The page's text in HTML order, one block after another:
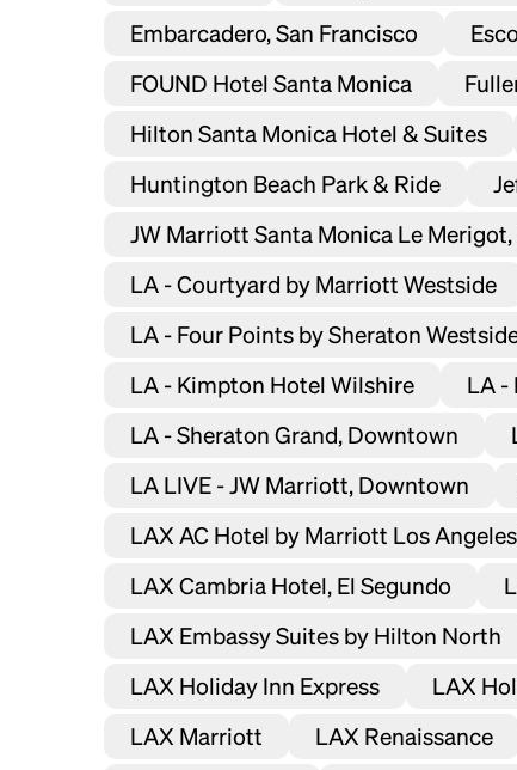
Embarcadero, San Francisco
FOUND Hotel Santa Monica
Hilton Santa Monica Hotel & Suites
Huntington Beach Park & Ride
JW Marriott Santa Monica Le
LA - Courtyard by Marriott Westside
LA - Four Points by Sheraton
LA - Kimpton Hotel Wilshire
LA -
LA - Sheraton Grand, Downtown
LA LIVE - JW Marriott, Downtown
LAX AC Hotel by Marriott Los
LAX Cambria Hotel, El Segundo
LAX Embassy Suites by Hilton North
LAX Holiday Inn Express
LAX
LAX Marriott
LAX Renaissance